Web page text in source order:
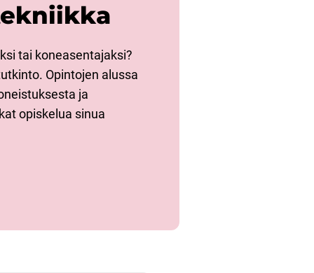
tai koneasentajaksi?
Opintojen alussa
ja
opiskelua sinua